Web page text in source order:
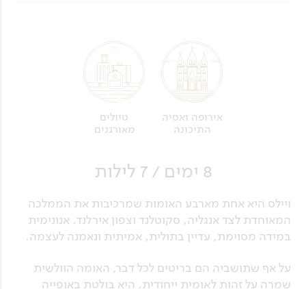
אירופה ואסיה
התיכונה
טיולים
מאורגנים
8 ימים / 7 לילות
ויילס היא אחת מארבע האומות שמרכיבות את הממלכה
המאוחדת לצד אנגליה, סקוטלנד וצפון אירלנד. אנונימית
במידה מסוימת, עדיין בתולית, אמיתית ונאמנה לעצמה.
על אף שתושביה הם בריטים לכל דבר, האומה הוולשית
שמרה על זהות לאומית ייחודית. היא בולטת באופייה